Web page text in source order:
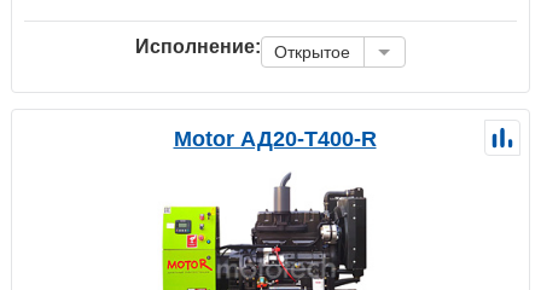
Исполнение: Открытое
Motor АД20-Т400-R